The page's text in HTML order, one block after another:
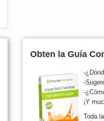
Obten la Guía
-
-
-
¡Y
Toda